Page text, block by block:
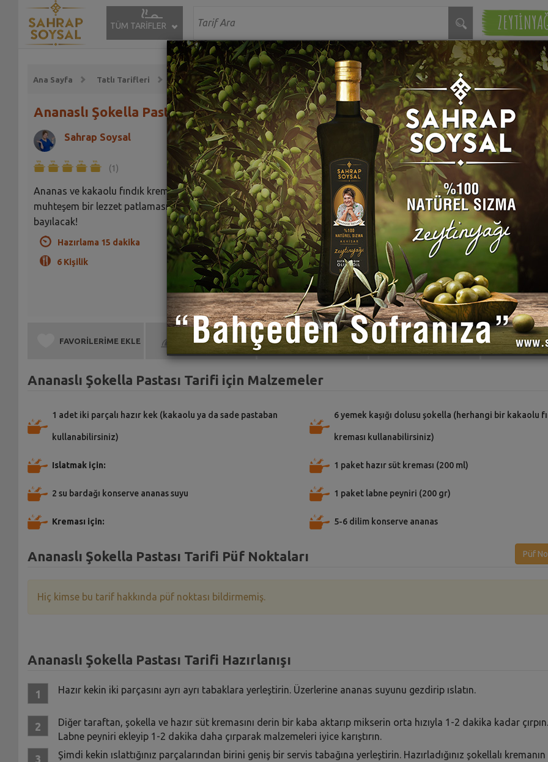
TÜM TARİFLER
Ana Sayfa Tatlı Tarifleri Kek Tarifleri Çikolatalı Kakaolu Kek Tarifleri
Ananaslı Şokella Pastası Tarifi
Sahrap Soysal
(1)
Ananas ve kakaolu fındık kremasının buluştuğu
muhteşem bir lezzet patlaması! Özellikle çocuklar
bayılacak!
Hazırlama 15 dakika
6 Kişilik
FAVORİLERİME EKLE BEN DE YAPTIM TARİFE PUAN VER TARİFİ PAYLAŞ TARİFİ
Ananaslı Şokella Pastası Tarifi için Malzemeler
1 adet iki parçalı hazır kek (kakaolu ya da sade pastaban
kullanabilirsiniz)
Islatmak için:
2 su bardağı konserve ananas suyu
Kreması için:
6 yemek kaşığı dolusu şokella (herhangi bir kakaolu
kreması kullanabilirsiniz)
1 paket hazır süt kreması (200 ml)
1 paket labne peyniri (200 gr)
5-6 dilim konserve ananas
Ananaslı Şokella Pastası Tarifi Püf Noktaları Püf
Hiç kimse bu tarif hakkında püf noktası bildirmemiş.
Ananaslı Şokella Pastası Tarifi Hazırlanışı
Hazır kekin iki parçasını ayrı ayrı tabaklara yerleştirin. Üzerlerine ananas suyunu gezdirip ıslatın.
Diğer taraftan, şokella ve hazır süt kremasını derin bir kaba aktarıp mikserin orta hızıyla 1-2 dakika kadar çırpın.
Labne peyniri ekleyip 1-2 dakika daha çırparak malzemeleri iyice karıştırın.
Şimdi kekin ıslattığınız parçalarından birini geniş bir servis tabağına yerleştirin. Hazırladığınız şokellalı kremanın